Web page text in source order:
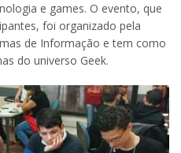
e games. O evento, que
foi organizado pela
de Informação e tem como
do universo Geek.